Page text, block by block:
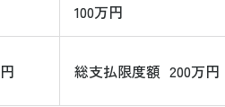
100万円
総支払限度額 200万円